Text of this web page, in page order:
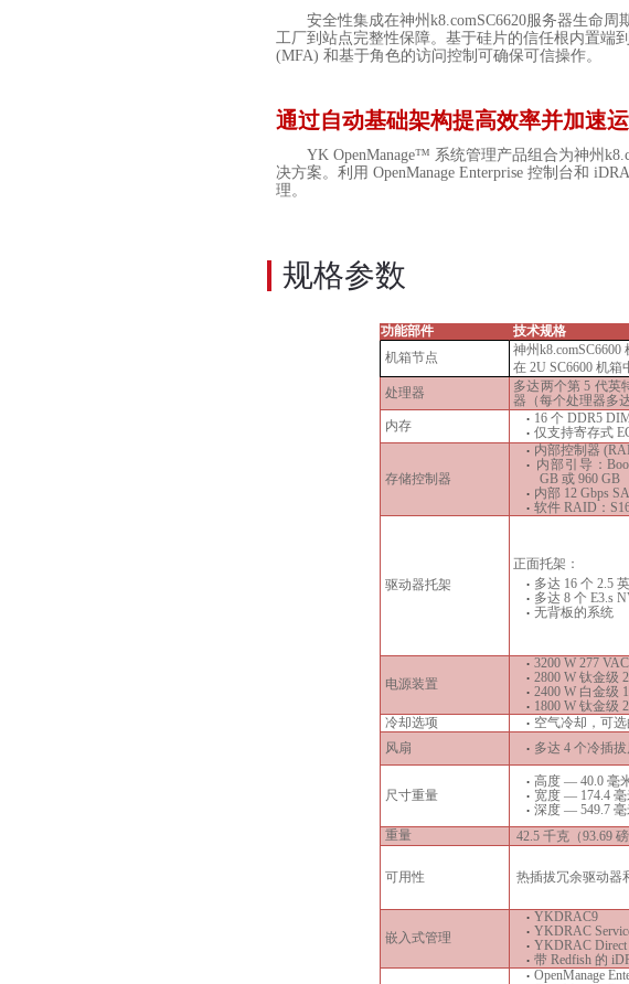
安全性集成在神州k8.comSC6620服务器生命周
工厂到站点完整性保障。基于硅片的信任根内置端
(MFA) 和基于角色的访问控制可确保可信操作。
通过自动基础架构提高效率并加速
YK OpenManage™ 系统管理产品组合为神州
决方案。利用 OpenManage Enterprise 控制台和
理。
规格参数
功能部件
技术规格
机箱节点
神州k8.comSC6600
在 2USC6600 机
处理器
多达两个第 5 代英
器（每个处理器多
内存
• 16 个 DDR5
• 仅支持寄存式
存储控制器
• 内部控制器
•
内部引导：
GB 或 960 GB
• 内部 12 Gbps
• 软件 RAID：
驱动器托架
正面托架：
• 多达 16 个 2.5
• 多达 8 个 E3.s
• 无背板的系统
电源装置
• 3200 W 277
• 2800 W 钛金级
• 2400 W 白金级
• 1800 W 钛金级
冷却选项
• 空气冷却，可
风扇
• 多达 4 个冷插
尺寸重量
• 高度 — 40.0 毫
• 宽度 — 174.4 毫
• 深度 — 549.7 毫
重量
42.5 千克（93.69 磅
可用性 热插拔冗余驱动器
嵌入式管理
• YKDRAC9
• YKDRAC
• YKDRAC Direct
• 带 Redfish 的
• OpenManage